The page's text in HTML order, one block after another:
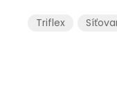
Triflex